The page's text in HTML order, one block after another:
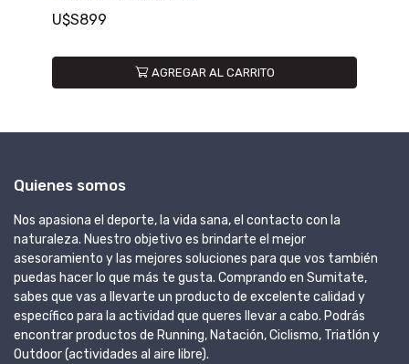
U$S899
AGREGAR AL CARRITO
Quienes somos
Nos apasiona el deporte, la vida sana, el contacto con la
naturaleza. Nuestro objetivo es brindarte el mejor
asesoramiento y las mejores soluciones para que vos también
puedas hacer lo que más te gusta. Comprando en Sumitate,
sabes que vas a llevarte un producto de excelente calidad y
específico para la actividad que queres llevar a cabo. Podrás
encontrar productos de Running, Natación, Ciclismo, Triatlón y
Outdoor (actividades al aire libre).